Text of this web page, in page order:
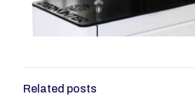
Related posts